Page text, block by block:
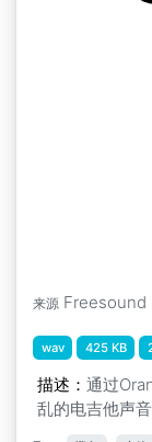
来源 Freesound
wav 425 KB
描述： 通过
乱的电吉他声音